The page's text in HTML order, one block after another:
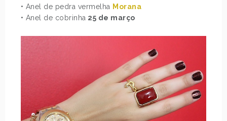
• Anel de pedra vermelha Morana
• Anel de cobrinha 25 de março